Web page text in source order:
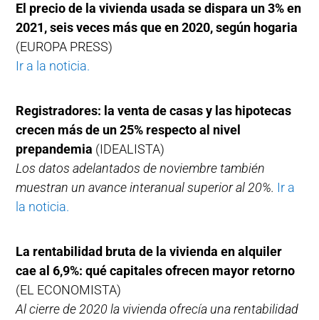
El precio de la vivienda usada se dispara un 3% en
2021, seis veces más que en 2020, según hogaria
(EUROPA PRESS)
Ir a la noticia.
Registradores: la venta de casas y las hipotecas
crecen más de un 25% respecto al nivel
prepandemia (IDEALISTA)
Los datos adelantados de noviembre también
muestran un avance interanual superior al 20%. Ir a
la noticia.
La rentabilidad bruta de la vivienda en alquiler
cae al 6,9%: qué capitales ofrecen mayor retorno
(EL ECONOMISTA)
Al cierre de 2020 la vivienda ofrecía una rentabilidad